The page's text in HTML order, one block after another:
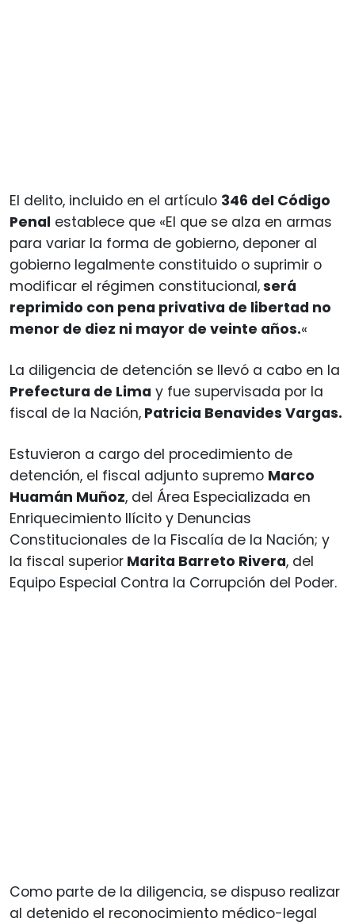
El delito, incluido en el artículo 346 del Código
Penal establece que «El que se alza en armas
para variar la forma de gobierno, deponer al
gobierno legalmente constituido o suprimir o
modificar el régimen constitucional,será
reprimido con pena privativa de libertad no
menor de diez ni mayor de veinte años.«
La diligencia de detención se llevó a cabo en la
Prefectura de Lima y fue supervisada por la
fiscal de la Nación, Patricia Benavides Vargas.
Estuvieron a cargo del procedimiento de
detención, el fiscal adjunto supremo Marco
Huamán Muñoz, del Área Especializada en
Enriquecimiento Ilícito y Denuncias
Constitucionales de la Fiscalía de la Nación; y
la fiscal superior Marita Barreto Rivera, del
Equipo Especial Contra la Corrupción del Poder.
Como parte de la diligencia, se dispuso realizar
al detenido el reconocimiento médico-legal